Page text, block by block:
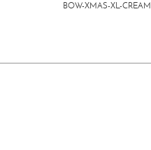
BOW-XMAS-XL-CREAM